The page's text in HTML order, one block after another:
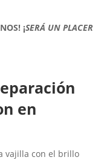
¡SERÁ UN PLACER
en
vajilla con el brillo